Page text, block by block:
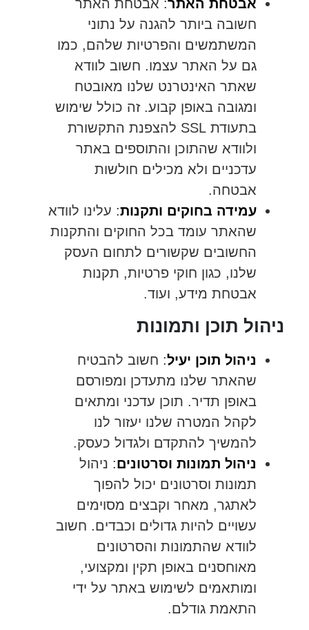
אבטחת האתר: אבטחת האתר
חשובה ביותר להגנה על נתוני
המשתמשים והפרטיות שלהם, כמו
גם על האתר עצמו. חשוב לוודא
שאתר האינטרנט שלנו מאובטח
ומגובה באופן קבוע. זה כולל שימוש
בתעודת SSL להצפנת התקשורת
ולוודא שהתוכן והתוספים באתר
עדכניים ולא מכילים חולשות
אבטחה.
עמידה בחוקים ותקנות: עלינו לוודא
שהאתר עומד בכל החוקים והתקנות
החשובים שקשורים לתחום העסק
שלנו, כגון חוקי פרטיות, תקנות
אבטחת מידע, ועוד.
ניהול תוכן ותמונות
ניהול תוכן יעיל: חשוב להבטיח
שהאתר שלנו מתעדכן ומפורסם
באופן תדיר. תוכן עדכני ומתאים
לקהל המטרה שלנו יעזור לנו
להמשיך להתקדם ולגדול כעסק.
ניהול תמונות וסרטונים: ניהול
תמונות וסרטונים יכול להפוך
לאתגר, מאחר וקבצים מסוימים
עשויים להיות גדולים וכבדים. חשוב
לוודא שהתמונות והסרטונים
מאוחסנים באופן תקין ומקצועי,
ומותאמים לשימוש באתר על ידי
התאמת גודלם.